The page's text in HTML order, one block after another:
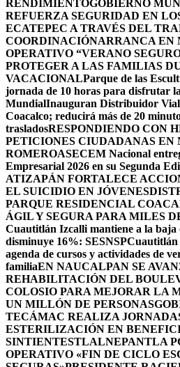
RENDIMIENTOGOBIERNO
REFUERZA SEGURIDAD EN
ECATEPEC A TRAVÉS DEL
COORDINACIÓNARRANCA EN
OPERATIVO “VERANO
PROTEGER A LAS FAMILIAS
VACACIONALParque de las
jornada de 10 horas para disfrutar
MundialInauguran Distribuidor Vial
Coacalco; reducirá más de 20
trasladosRESPONDIENDO CON
PETICIONES CIUDADANAS EN
ROMEROASECEM Nacional
Empresarial 2026 en su Segunda
ATIZAPÁN FORTALECE
EL SUICIDIO EN JÓVENES
PARQUE RESIDENCIAL
ÁGIL Y SEGURA PARA MILES
Cuautitlán Izcalli mantiene a la baja
disminuye 16%: SESNSPCuautitlán
agenda de cursos y actividades de
familiaEN NAUCALPAN SE
REHABILITACIÓN DEL
COLOSIO PARA MEJORAR LA
UN MILLÓN DE PERSONAS
TECÁMAC REALIZA
ESTERILIZACIÓN EN
SINTIENTESTLALNEPANTLA
OPERATIVO «FIN DE CICLO